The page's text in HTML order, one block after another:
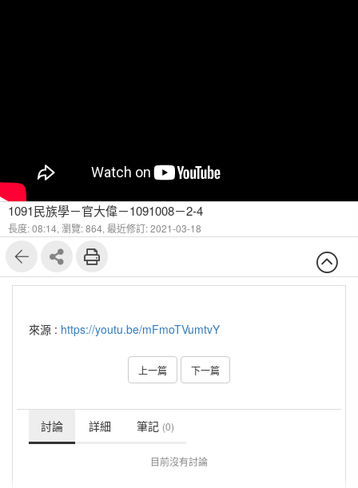
1091民族學－官大偉－1091008－2-4
長度: 08:14, 瀏覽: 864, 最近修訂: 2021-03-18
來源 : https://youtu.be/mFmoTVumtvY
上一篇 下一篇
討論 詳細 筆記 (0)
目前沒有討論